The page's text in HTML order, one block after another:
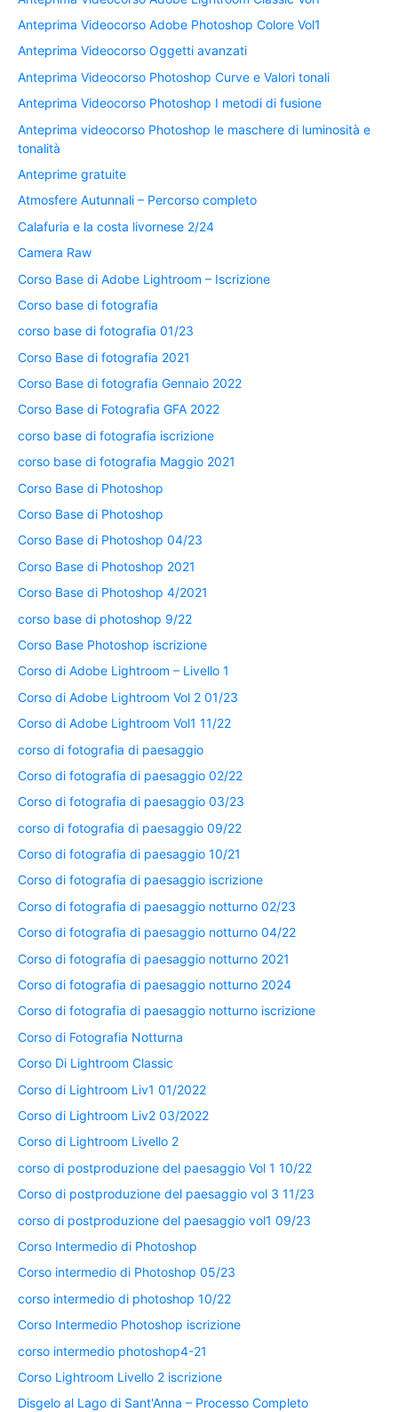
Anteprima Videocorso Adobe Photoshop Colore Vol1
Anteprima Videocorso Oggetti avanzati
Anteprima Videocorso Photoshop Curve e Valori tonali
Anteprima Videocorso Photoshop I metodi di fusione
Anteprima videocorso Photoshop le maschere di luminosità e
tonalità
Anteprime gratuite
Atmosfere Autunnali – Percorso completo
Calafuria e la costa livornese 2/24
Camera Raw
Corso Base di Adobe Lightroom – Iscrizione
Corso base di fotografia
corso base di fotografia 01/23
Corso Base di fotografia 2021
Corso Base di fotografia Gennaio 2022
Corso Base di Fotografia GFA 2022
corso base di fotografia iscrizione
corso base di fotografia Maggio 2021
Corso Base di Photoshop
Corso Base di Photoshop
Corso Base di Photoshop 04/23
Corso Base di Photoshop 2021
Corso Base di Photoshop 4/2021
corso base di photoshop 9/22
Corso Base Photoshop iscrizione
Corso di Adobe Lightroom – Livello 1
Corso di Adobe Lightroom Vol 2 01/23
Corso di Adobe Lightroom Vol1 11/22
corso di fotografia di paesaggio
Corso di fotografia di paesaggio 02/22
Corso di fotografia di paesaggio 03/23
corso di fotografia di paesaggio 09/22
Corso di fotografia di paesaggio 10/21
Corso di fotografia di paesaggio iscrizione
Corso di fotografia di paesaggio notturno 02/23
Corso di fotografia di paesaggio notturno 04/22
Corso di fotografia di paesaggio notturno 2021
Corso di fotografia di paesaggio notturno 2024
Corso di fotografia di paesaggio notturno iscrizione
Corso di Fotografia Notturna
Corso Di Lightroom Classic
Corso di Lightroom Liv1 01/2022
Corso di Lightroom Liv2 03/2022
Corso di Lightroom Livello 2
corso di postproduzione del paesaggio Vol 1 10/22
Corso di postproduzione del paesaggio vol 3 11/23
corso di postproduzione del paesaggio vol1 09/23
Corso Intermedio di Photoshop
Corso intermedio di Photoshop 05/23
corso intermedio di photoshop 10/22
Corso Intermedio Photoshop iscrizione
corso intermedio photoshop4-21
Corso Lightroom Livello 2 iscrizione
Disgelo al Lago di Sant'Anna – Processo Completo